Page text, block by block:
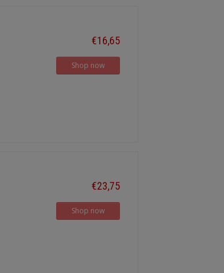
€16,65
Shop now
€23,75
Shop now